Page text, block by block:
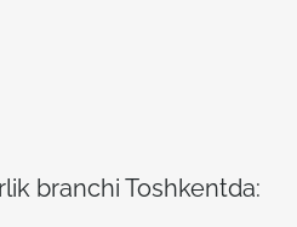
branchi Toshkentda: